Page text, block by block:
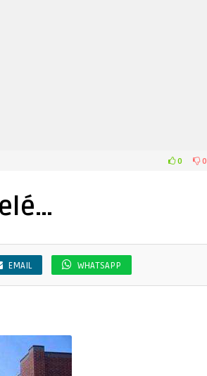
0 0
EMAIL WHATSAPP